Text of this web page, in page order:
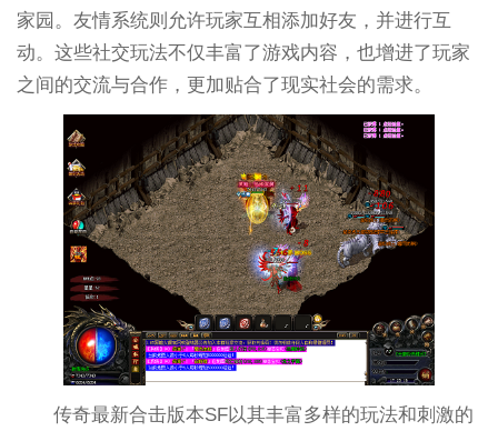
家园。友情系统则允许玩家互相添加好友，并进行互
动。这些社交玩法不仅丰富了游戏内容，也增进了玩家
之间的交流与合作，更加贴合了现实社会的需求。
传奇最新合击版本SF以其丰富多样的玩法和刺激的